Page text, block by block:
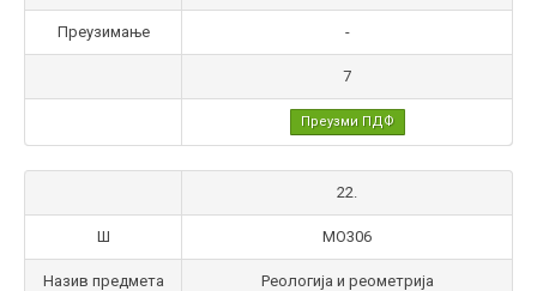
Преузимање -
7
Преузми ПДФ
22.
Ш МО306
Назив предмета Реологија и реометрија